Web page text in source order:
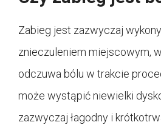
Zabieg jest zazwyczaj
znieczuleniem miejscowym,
odczuwa bólu w trakcie
może wystąpić niewielki
zazwyczaj łagodny i